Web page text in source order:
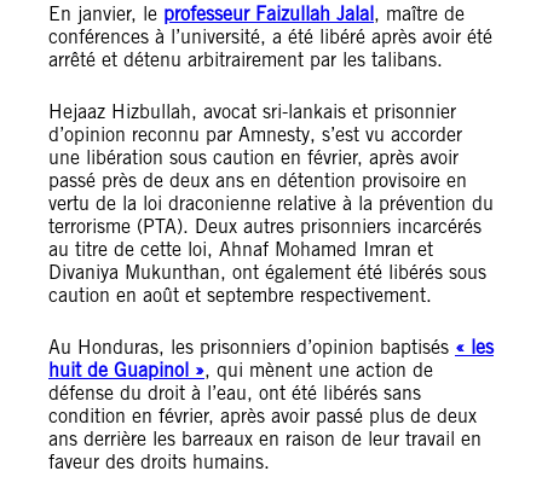
En janvier, le professeur Faizullah Jalal, maître de
conférences à l’université, a été libéré après avoir été
arrêté et détenu arbitrairement par les talibans.
Hejaaz Hizbullah, avocat sri-lankais et prisonnier
d’opinion reconnu par Amnesty, s’est vu accorder
une libération sous caution en février, après avoir
passé près de deux ans en détention provisoire en
vertu de la loi draconienne relative à la prévention du
terrorisme (PTA). Deux autres prisonniers incarcérés
au titre de cette loi, Ahnaf Mohamed Imran et
Divaniya Mukunthan, ont également été libérés sous
caution en août et septembre respectivement.
Au Honduras, les prisonniers d’opinion baptisés « les
huit de Guapinol », qui mènent une action de
défense du droit à l’eau, ont été libérés sans
condition en février, après avoir passé plus de deux
ans derrière les barreaux en raison de leur travail en
faveur des droits humains.